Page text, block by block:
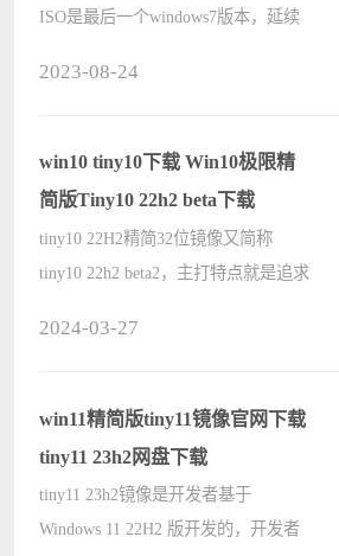
ISO是最后一个windows7版本，延续
下载，欢迎自取。 百度网盘链接：
https:/????
2023-08-24
win10 tiny10下载 Win10极限精
简版Tiny10 22h2 beta下载
tiny10 22H2精简32位镜像又简称
tiny10 22h2 beta2，主打特点就是追求
播放器、Microsoft Store等不必要的元
2024-03-27
win11精简版tiny11镜像官网下载
tiny11 23h2网盘下载
tiny11 23h2镜像是开发者基于
Windows 11 22H2 版开发的，开发者